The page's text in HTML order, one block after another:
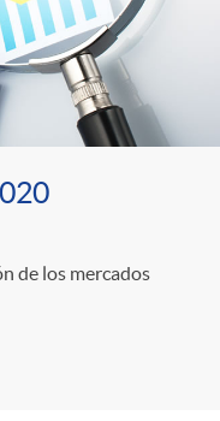
de los mercados